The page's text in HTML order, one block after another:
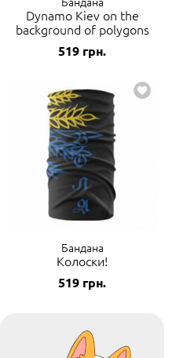
Dynamo Kiev on the
background of polygons
519 грн.
Бандана
Колоски!
519 грн.